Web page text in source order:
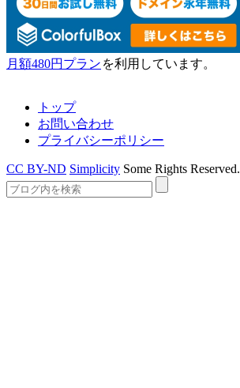
月額480円プラン を利用しています。
トップ
お問い合わせ
プライバシーポリシー
CC BY-ND Simplicity Some Rights Reserved.